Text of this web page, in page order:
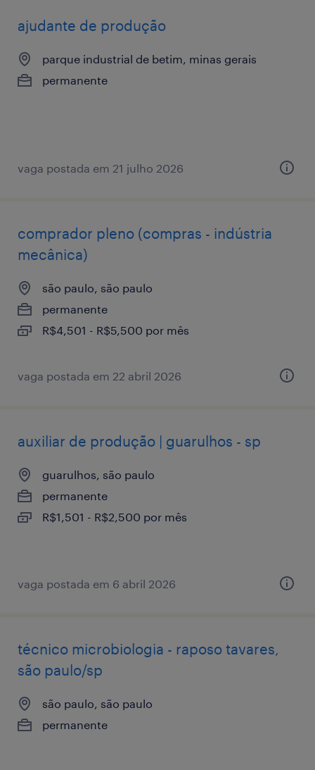
ajudante de produção
parque industrial de betim, minas gerais
permanente
vaga postada em 21 julho 2026
comprador pleno (compras - indústria
mecânica)
são paulo, são paulo
permanente
R$4,501 - R$5,500 por mês
vaga postada em 22 abril 2026
auxiliar de produção | guarulhos - sp
guarulhos, são paulo
permanente
R$1,501 - R$2,500 por mês
vaga postada em 6 abril 2026
técnico microbiologia - raposo tavares,
são paulo/sp
são paulo, são paulo
permanente